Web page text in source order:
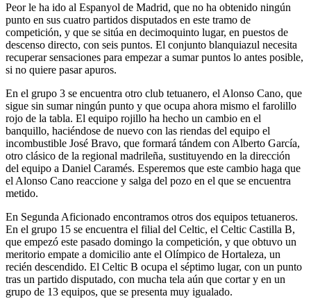
Peor le ha ido al Espanyol de Madrid, que no ha obtenido ningún
punto en sus cuatro partidos disputados en este tramo de
competición, y que se sitúa en decimoquinto lugar, en puestos de
descenso directo, con seis puntos. El conjunto blanquiazul necesita
recuperar sensaciones para empezar a sumar puntos lo antes posible,
si no quiere pasar apuros.
En el grupo 3 se encuentra otro club tetuanero, el Alonso Cano, que
sigue sin sumar ningún punto y que ocupa ahora mismo el farolillo
rojo de la tabla. El equipo rojillo ha hecho un cambio en el
banquillo, haciéndose de nuevo con las riendas del equipo el
incombustible José Bravo, que formará tándem con Alberto García,
otro clásico de la regional madrileña, sustituyendo en la dirección
del equipo a Daniel Caramés. Esperemos que este cambio haga que
el Alonso Cano reaccione y salga del pozo en el que se encuentra
metido.
En Segunda Aficionado encontramos otros dos equipos tetuaneros.
En el grupo 15 se encuentra el filial del Celtic, el Celtic Castilla B,
que empezó este pasado domingo la competición, y que obtuvo un
meritorio empate a domicilio ante el Olímpico de Hortaleza, un
recién descendido. El Celtic B ocupa el séptimo lugar, con un punto
tras un partido disputado, con mucha tela aún que cortar y en un
grupo de 13 equipos, que se presenta muy igualado.